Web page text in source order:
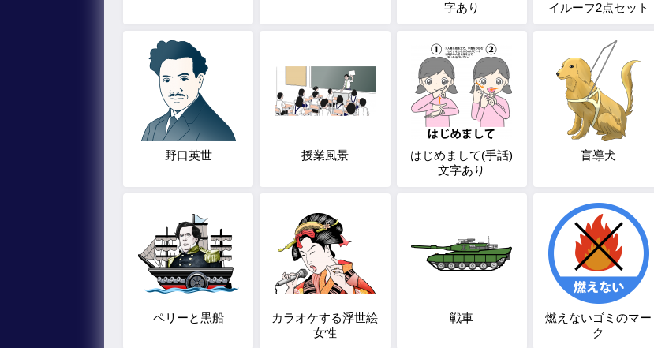
字あり
イルーフ2点セット
野口英世 授業風景
はじめまして(手話)
文字あり
盲導犬
ペリーと黒船
カラオケする浮世絵
女性
戦車
燃えないゴミのマー
ク